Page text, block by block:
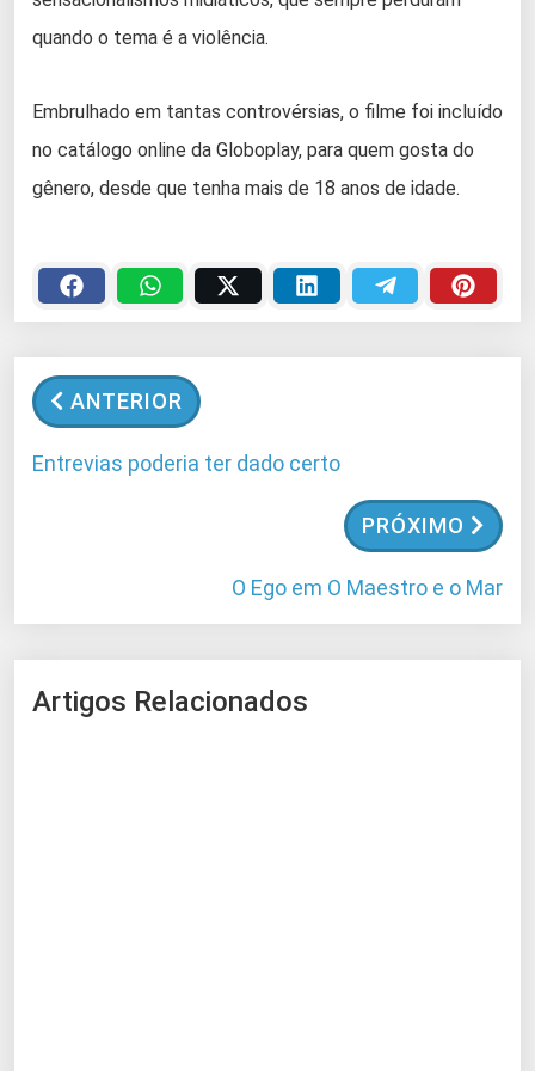
quando o tema é a violência.
Embrulhado em tantas controvérsias, o filme foi incluído
no catálogo online da Globoplay, para quem gosta do
gênero, desde que tenha mais de 18 anos de idade.
ANTERIOR
Entrevias poderia ter dado certo
PRÓXIMO
O Ego em O Maestro e o Mar
Artigos Relacionados